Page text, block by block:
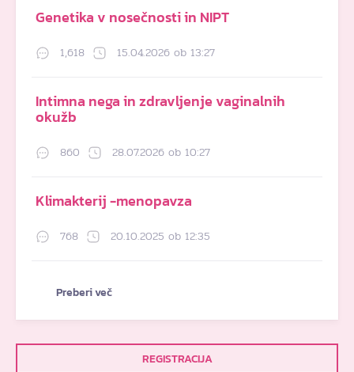
Genetika v nosečnosti in NIPT
1,618 15.04.2026 ob 13:27
Intimna nega in zdravljenje vaginalnih
okužb
860 28.07.2026 ob 10:27
Klimakterij -menopavza
768 20.10.2025 ob 12:35
Preberi več
REGISTRACIJA